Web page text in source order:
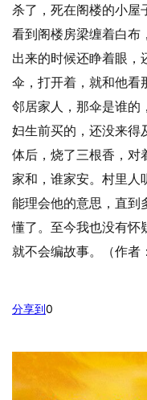
杀了，死在阁楼的小屋
看到阁楼房梁缠着白布
出来的时候还睁着眼，
伞，打开着，就和他看
邻居家人，那伞是谁的
妇生前买的，还没来得
体后，烧了三根香，对
家和，谁家安。村里人
能理会他的意思，直到
懂了。至今我也没有怀
就不会编故事。（作者
分享到0